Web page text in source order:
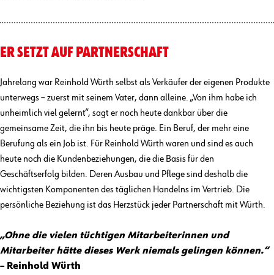
ER SETZT AUF PARTNERSCHAFT
Jahrelang war Reinhold Würth selbst als Verkäufer der eigenen Produkte
unterwegs – zuerst mit seinem Vater, dann alleine. „Von ihm habe ich
unheimlich viel gelernt“, sagt er noch heute dankbar über die
gemeinsame Zeit, die ihn bis heute präge. Ein Beruf, der mehr eine
Berufung als ein Job ist. Für Reinhold Würth waren und sind es auch
heute noch die Kundenbeziehungen, die die Basis für den
Geschäftserfolg bilden. Deren Ausbau und Pflege sind deshalb die
wichtigsten Komponenten des täglichen Handelns im Vertrieb. Die
persönliche Beziehung ist das Herzstück jeder Partnerschaft mit Würth.
„Ohne die vielen tüchtigen Mitarbeiterinnen und
Mitarbeiter hätte dieses Werk niemals gelingen können.“
– Reinhold Würth